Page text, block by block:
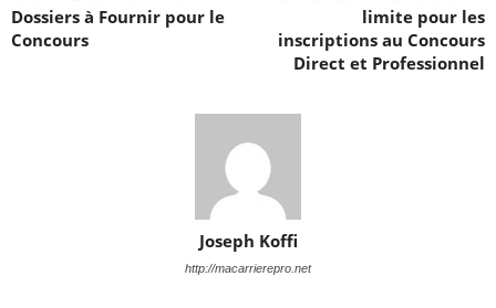
Dossiers à Fournir pour le
Concours
limite pour les
inscriptions au Concours
Direct et Professionnel
Joseph Koffi
http://macarrierepro.net